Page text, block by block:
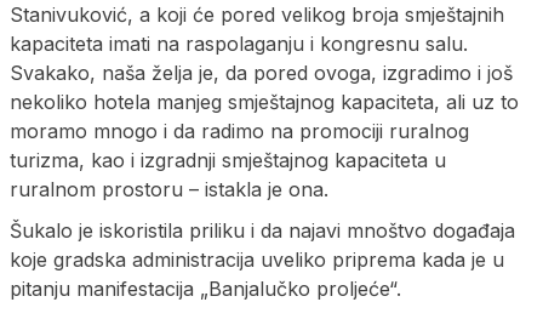
Stanivuković, a koji će pored velikog broja smještajnih
kapaciteta imati na raspolaganju i kongresnu salu.
Svakako, naša želja je, da pored ovoga, izgradimo i još
nekoliko hotela manjeg smještajnog kapaciteta, ali uz to
moramo mnogo i da radimo na promociji ruralnog
turizma, kao i izgradnji smještajnog kapaciteta u
ruralnom prostoru – istakla je ona.
Šukalo je iskoristila priliku i da najavi mnoštvo događaja
koje gradska administracija uveliko priprema kada je u
pitanju manifestacija „Banjalučko proljeće“.